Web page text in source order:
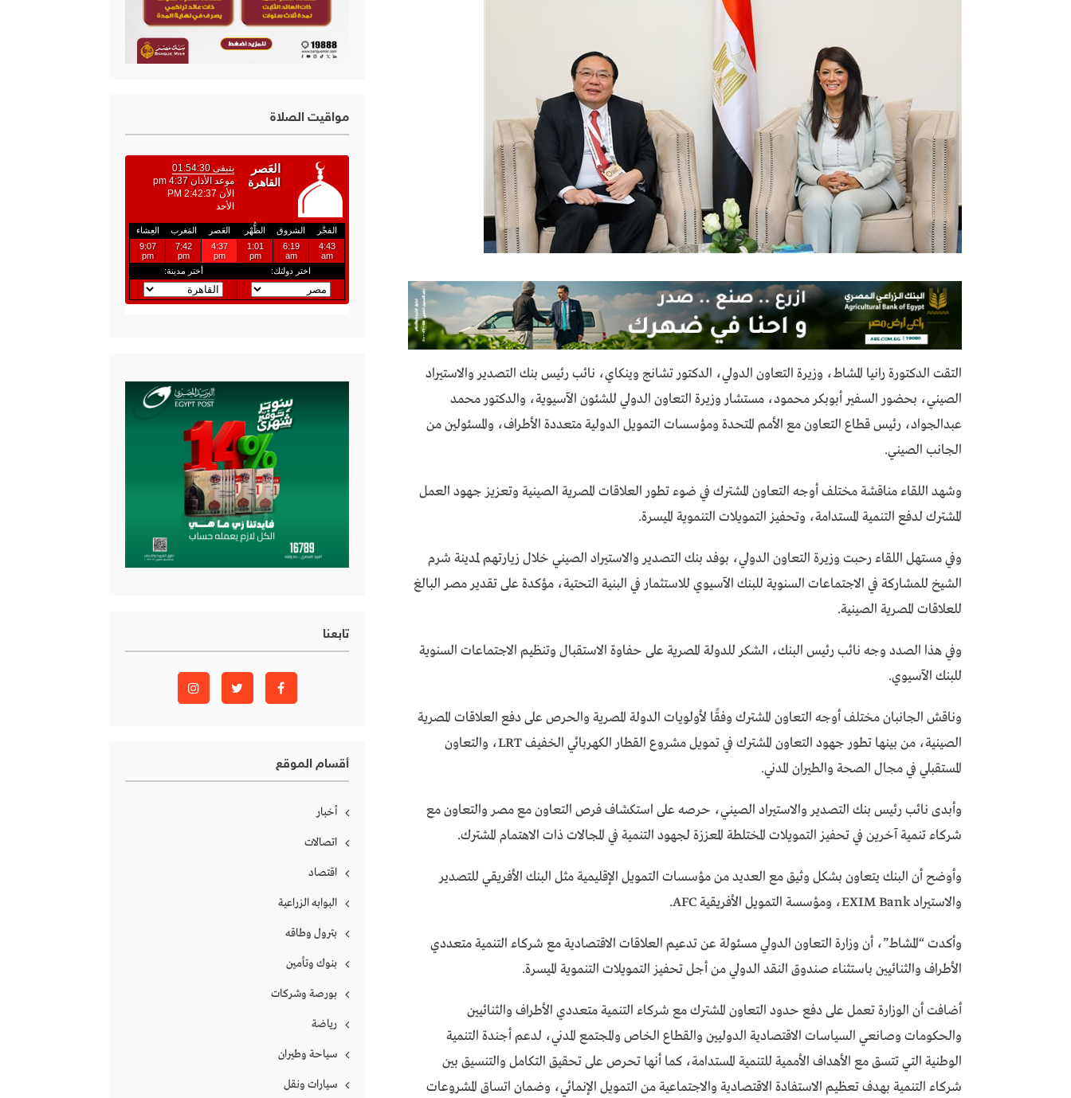
التقت الدكتورة رانيا المشاط، وزيرة التعاون الدولي، الدكتور تشانج وينكاي، نائب رئيس بنك التصدير والاستيراد
الصيني، بحضور السفير أبوبكر محمود، مستشار وزيرة التعاون الدولي للشئون الآسيوية، والدكتور محمد
عبدالجواد، رئيس قطاع التعاون مع الأمم المتحدة ومؤسسات التمويل الدولية متعددة الأطراف، والمسئولين من
الجانب الصيني.
وشهد اللقاء مناقشة مختلف أوجه التعاون المشترك في ضوء تطور العلاقات المصرية الصينية وتعزيز جهود العمل
المشترك لدفع التنمية المستدامة، وتحفيز التمويلات التنموية الميسرة.
وفي مستهل اللقاء رحبت وزيرة التعاون الدولي، بوفد بنك التصدير والاستيراد الصيني خلال زيارتهم لمدينة شرم
الشيخ للمشاركة في الاجتماعات السنوية للبنك الآسيوي للاستثمار في البنية التحتية، مؤكدة على تقدير مصر البالغ
للعلاقات المصرية الصينية.
وفي هذا الصدد وجه نائب رئيس البنك، الشكر للدولة المصرية على حفاوة الاستقبال وتنظيم الاجتماعات السنوية
للبنك الآسيوي.
وناقش الجانبان مختلف أوجه التعاون المشترك وفقًا لأولويات الدولة المصرية والحرص على دفع العلاقات المصرية
الصينية، من بينها تطور جهود التعاون المشترك في تمويل مشروع القطار الكهربائي الخفيف LRT، والتعاون
المستقبلي في مجال الصحة والطيران المدني.
وأبدى نائب رئيس بنك التصدير والاستيراد الصيني، حرصه على استكشاف فرص التعاون مع مصر والتعاون مع
شركاء تنمية آخرين في تحفيز التمويلات المختلطة المعززة لجهود التنمية في المجالات ذات الاهتمام المشترك.
وأوضح أن البنك يتعاون بشكل وثيق مع العديد من مؤسسات التمويل الإقليمية مثل البنك الأفريقي للتصدير
والاستيراد EXIM Bank، ومؤسسة التمويل الأفريقية AFC.
وأكدت “المشاط”، أن وزارة التعاون الدولي مسئولة عن تدعيم العلاقات الاقتصادية مع شركاء التنمية متعددي
الأطراف والثنائيين باستثناء صندوق النقد الدولي من أجل تحفيز التمويلات التنموية الميسرة.
أضافت أن الوزارة تعمل على دفع حدود التعاون المشترك مع شركاء التنمية متعددي الأطراف والثنائيين
والحكومات وصانعي السياسات الاقتصادية الدوليين والقطاع الخاص والمجتمع المدني، لدعم أجندة التنمية
الوطنية التي تتسق مع الأهداف الأممية للتنمية المستدامة، كما أنها تحرص على تحقيق التكامل والتنسيق بين
شركاء التنمية بهدف تعظيم الاستفادة الاقتصادية والاجتماعية من التمويل الإنمائي، وضمان اتساق المشروعات
مواقيت الصلاة
تابعنا
أقسام الموقع
أخبار
اتصالات
اقتصاد
البوابه الزراعية
بترول وطاقه
بنوك وتأمين
بورصة وشركات
رياضة
سياحة وطيران
سيارات ونقل